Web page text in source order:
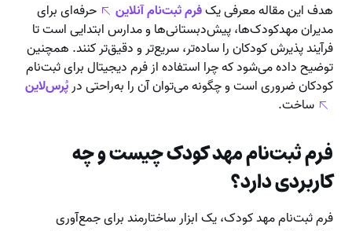
هدف این مقاله معرفی یکفرم ثبت‌نام آنلاین
حرفه‌ای برای
مدیران مهدکودک‌ها، پیش‌دبستانی‌ها و مدارس ابتدایی است تا
فرآیند پذیرش کودکان را ساده‌تر، سریع‌تر و دقیق‌تر کنند. همچنین
توضیح داده می‌شود که چرا استفاده از فرم دیجیتال برای ثبت‌نام
کودکان ضروری است و چگونه می‌توان آن را به‌راحتی درپُرس‌لاین
ساخت.
فرم ثبت‌نام مهد کودک چیست و چه
کاربردی دارد؟
فرم ثبت‌نام مهد کودک، یک ابزار ساختارمند برای جمع‌آوری